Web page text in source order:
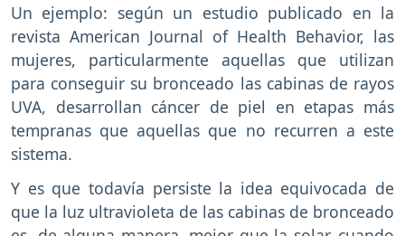
Un ejemplo: según un estudio publicado en la
revista American Journal of Health Behavior, las
mujeres, particularmente aquellas que utilizan
para conseguir su bronceado las cabinas de rayos
UVA, desarrollan cáncer de piel en etapas más
tempranas que aquellas que no recurren a este
sistema.
Y es que todavía persiste la idea equivocada de
que la luz ultravioleta de las cabinas de bronceado